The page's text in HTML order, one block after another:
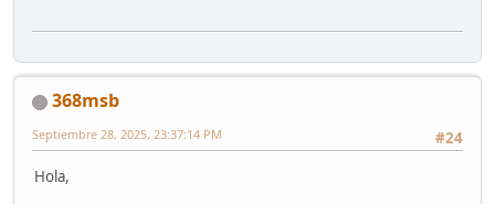
368msb
#24
Septiembre 28, 2025, 23:37:14 PM
Hola,